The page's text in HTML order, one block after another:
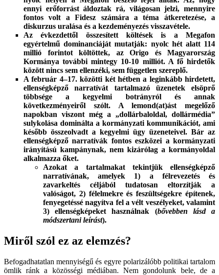
ennyi erőforrást áldoztak rá, világosan jelzi, mennyire
fontos volt a Fidesz számára a téma átkeretezése, a
diskurzus uralása és a kezdeményezés visszavétele.
Az évkezdettől összesített költések is a Megafon
egyértelmű dominanciáját mutatják: nyolc hét alatt 114
millió forintot költöttek, az Origo és Magyarország
Kormánya további mintegy 10-10 milliót. A fő hirdetők
között nincs sem ellenzéki, sem független szereplő.
A február 4–17. közötti két hétben a leginkább hirdetett,
ellenségképző narratívát tartalmazó üzenetek elsöprő
többsége a kegyelmi botrányról és annak
következményeiről szólt. A lemond(at)ást megelőző
napokban viszont még a „dollárbaloldal, dollármédia”
sulykolása dominálta a kormányzati kommunikációt, ami
később összeolvadt a kegyelmi ügy üzeneteivel. Bár az
ellenségképző narratívák fontos eszközei a kormányzati
irányítású kampánynak, nem kizárólag a kormányoldal
alkalmazza őket.
Azokat a tartalmakat tekintjük ellenségképző
narratívának, amelyek 1) a félrevezetés és
zavarkeltés céljából tudatosan eltorzítják a
valóságot, 2) félelmekre és feszültségekre építenek,
fenyegetéssé nagyítva fel a vélt veszélyeket, valamint
3) ellenségképeket használnak (bővebben lásd a
módszertani leírást).
Miről szól ez az elemzés?
Befogadhatatlan mennyiségű és egyre polarizálóbb politikai tartalom
ömlik ránk a közösségi médiában. Nem gondolunk bele, de a